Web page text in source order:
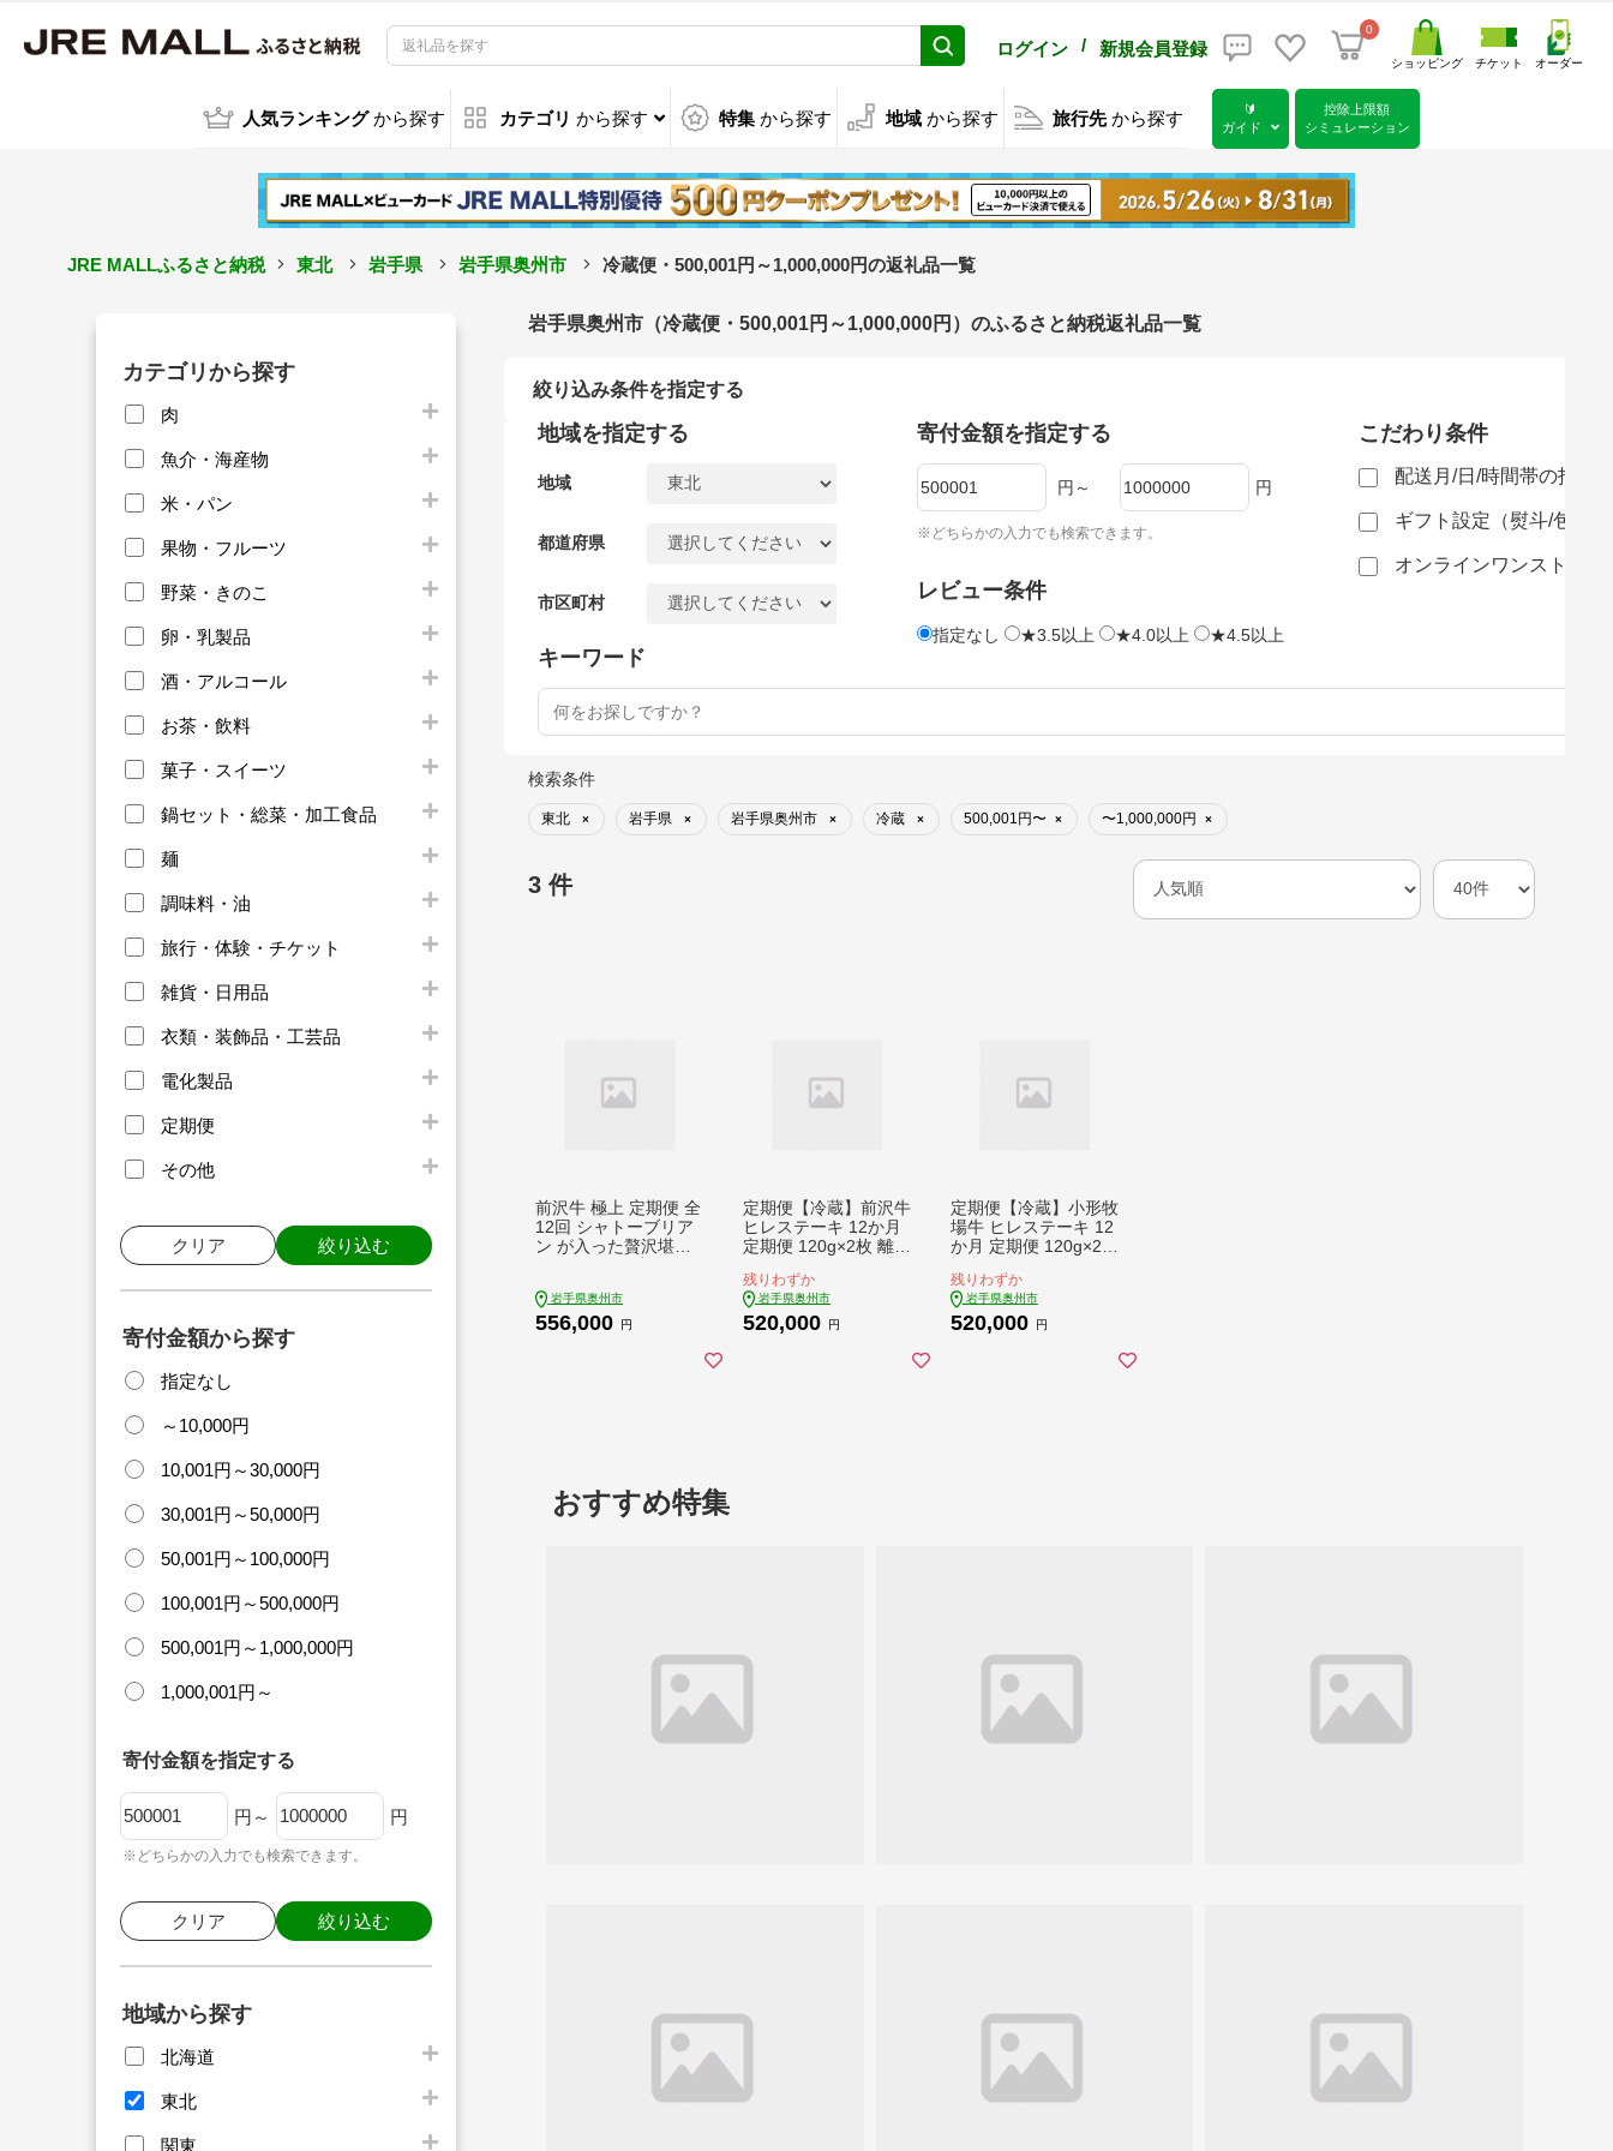
ログイン / 新規会員登録
0
ショッピング チケット オーダー
人気ランキング から探す カテゴリ から探す 特集 から探す 地域 から探す 旅行先 から探す
🔰
ガイド
控除上限額
シミュレーション
JRE MALLふるさと納税 東北 岩手県 岩手県奥州市 冷蔵便・500,001円～1,000,000円の返礼品一覧
カテゴリから探す
肉
魚介・海産物
米・パン
果物・フルーツ
野菜・きのこ
卵・乳製品
酒・アルコール
お茶・飲料
菓子・スイーツ
鍋セット・総菜・加工食品
麺
調味料・油
旅行・体験・チケット
雑貨・日用品
衣類・装飾品・工芸品
電化製品
定期便
その他
クリア 絞り込む
寄付金額から探す
指定なし
～10,000円
10,001円～30,000円
30,001円～50,000円
50,001円～100,000円
100,001円～500,000円
500,001円～1,000,000円
1,000,001円～
寄付金額を指定する
円～ 円
※どちらかの入力でも検索できます。
クリア 絞り込む
地域から探す
北海道
東北
関東
岩手県奥州市（冷蔵便・500,001円～1,000,000円）のふるさと納税返礼品一覧
絞り込み条件を指定する
地域を指定する
地域
都道府県
市区町村
寄付金額を指定する
円～ 円
※どちらかの入力でも検索できます。
レビュー条件
指定なし ★3.5以上 ★4.0以上 ★4.5以上
こだわり条件
配送月/日/時間帯の指定
ギフト設定（熨斗/包装
オンラインワンストップ
キーワード
検索条件
東北 × 岩手県 × 岩手県奥州市 × 冷蔵 × 500,001円〜 × 〜1,000,000円 ×
3 件
前沢牛 極上 定期便 全
12回 シャトーブリア
ン が入った贅沢堪能1
ーキ すき焼き リブロ
ース 希少部位 ブラン
岩手県奥州市
556,000 円
定期便【冷蔵】前沢牛
ヒレステーキ 12か月
定期便 120g×2枚 離島
少部位 ヒレ 霜降り肉
とろける 極上品 ブラ
ンド牛 1年間 毎月 お
残りわずか
岩手県奥州市
520,000 円
定期便【冷蔵】小形牧
場牛 ヒレステーキ 12
か月 定期便 120g×2枚
希少部位 ヒレ オガタ
グループ 1年間 毎月
お届け 岩手県 奥州市
残りわずか
岩手県奥州市
520,000 円
おすすめ特集